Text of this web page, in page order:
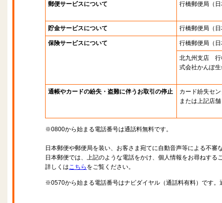
郵便サービスについて 行橋郵便局 （
貯金サービスについて 行橋郵便局 （
保険サービスについて 行橋郵便局 （
北九州支店 行
式会社かんぽ
通帳やカードの紛失・盗難に伴うお取引の停止
カード紛失セ
または上記店舗
※0800から始まる電話番号は通話料無料です。
日本郵便や郵便局を装い、お客さま宛てに自動音声等による不審
日本郵便では、上記のような電話をかけ、個人情報をお尋ねする
詳しくはこちら をご覧ください。
※0570から始まる電話番号はナビダイヤル（通話料有料）です